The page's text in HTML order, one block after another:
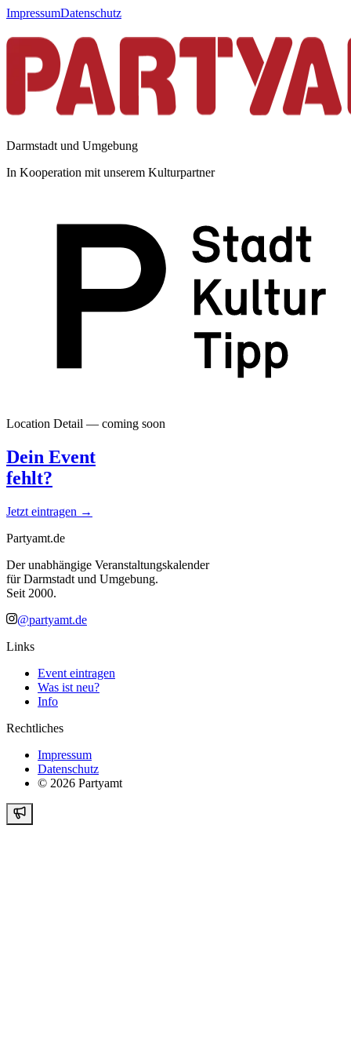
ImpressumDatenschutz
Darmstadt und Umgebung
In Kooperation mit unserem Kulturpartner
Location Detail — coming soon
Dein Event
fehlt?
Jetzt eintragen →
Partyamt.de
Der unabhängige Veranstaltungskalender
für Darmstadt und Umgebung.
Seit 2000.
@partyamt.de
Links
Event eintragen
Was ist neu?
Info
Rechtliches
Impressum
Datenschutz
© 2026 Partyamt